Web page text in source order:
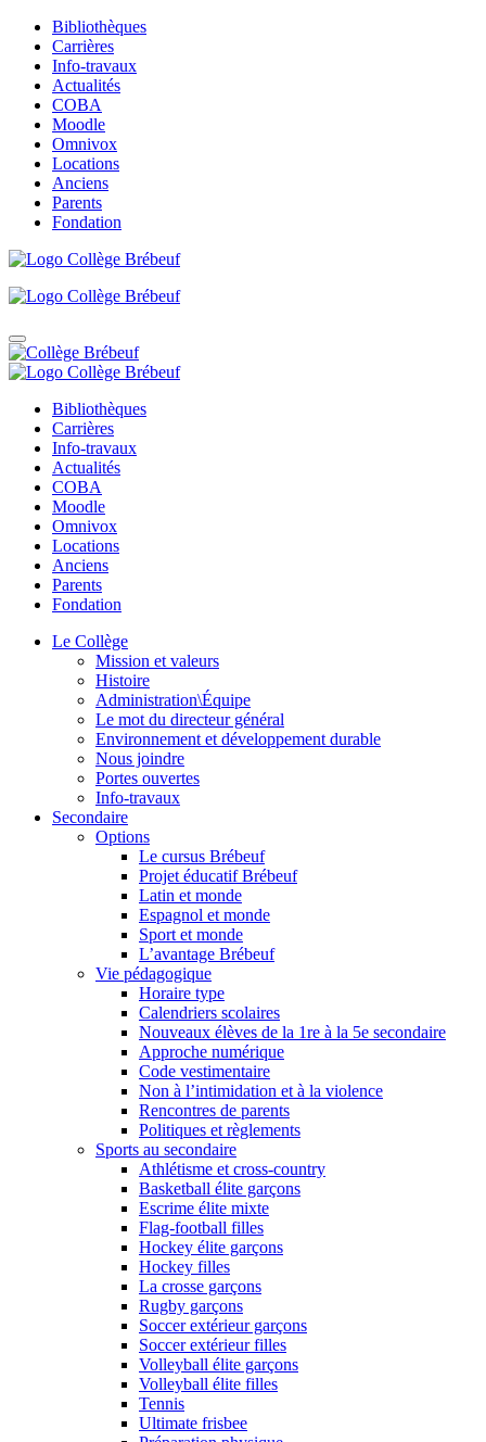
Bibliothèques
Carrières
Info-travaux
Actualités
COBA
Moodle
Omnivox
Locations
Anciens
Parents
Fondation
Bibliothèques
Carrières
Info-travaux
Actualités
COBA
Moodle
Omnivox
Locations
Anciens
Parents
Fondation
Le Collège
Mission et valeurs
Histoire
Administration\Équipe
Le mot du directeur général
Environnement et développement durable
Nous joindre
Portes ouvertes
Info-travaux
Secondaire
Options
Le cursus Brébeuf
Projet éducatif Brébeuf
Latin et monde
Espagnol et monde
Sport et monde
L’avantage Brébeuf
Vie pédagogique
Horaire type
Calendriers scolaires
Nouveaux élèves de la 1re à la 5e secondaire
Approche numérique
Code vestimentaire
Non à l’intimidation et à la violence
Rencontres de parents
Politiques et règlements
Sports au secondaire
Athlétisme et cross-country
Basketball élite garçons
Escrime élite mixte
Flag-football filles
Hockey élite garçons
Hockey filles
La crosse garçons
Rugby garçons
Soccer extérieur garçons
Soccer extérieur filles
Volleyball élite garçons
Volleyball élite filles
Tennis
Ultimate frisbee